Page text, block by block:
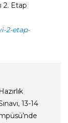
2. Etap
2-etap-
13-14